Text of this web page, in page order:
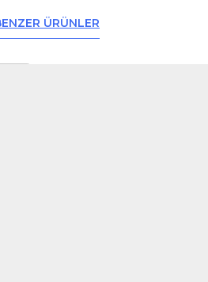
ÜRÜNLER